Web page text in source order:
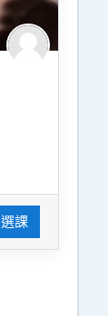
選課